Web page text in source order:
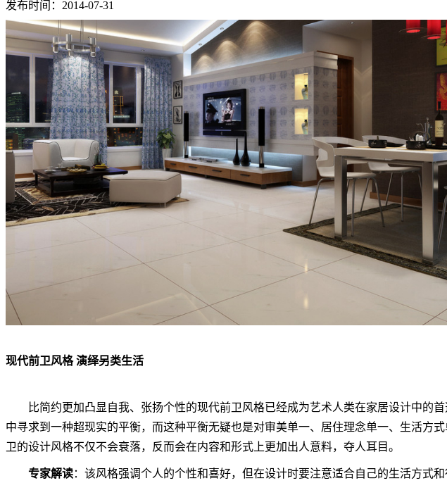
发布时间：2014-07-31
现代前卫风格 演绎另类生活
比简约更加凸显自我、张扬个性的现代前卫风格已经成为艺术人类在家居设计中的
中寻求到一种超现实的平衡，而这种平衡无疑也是对审美单一、居住理念单一、生活方
卫的设计风格不仅不会衰落，反而会在内容和形式上更加出人意料，夺人耳目。
专家解读：该风格强调个人的个性和喜好，但在设计时要注意适合自己的生活方式和